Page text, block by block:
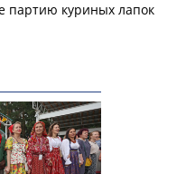
партию куриных лапок